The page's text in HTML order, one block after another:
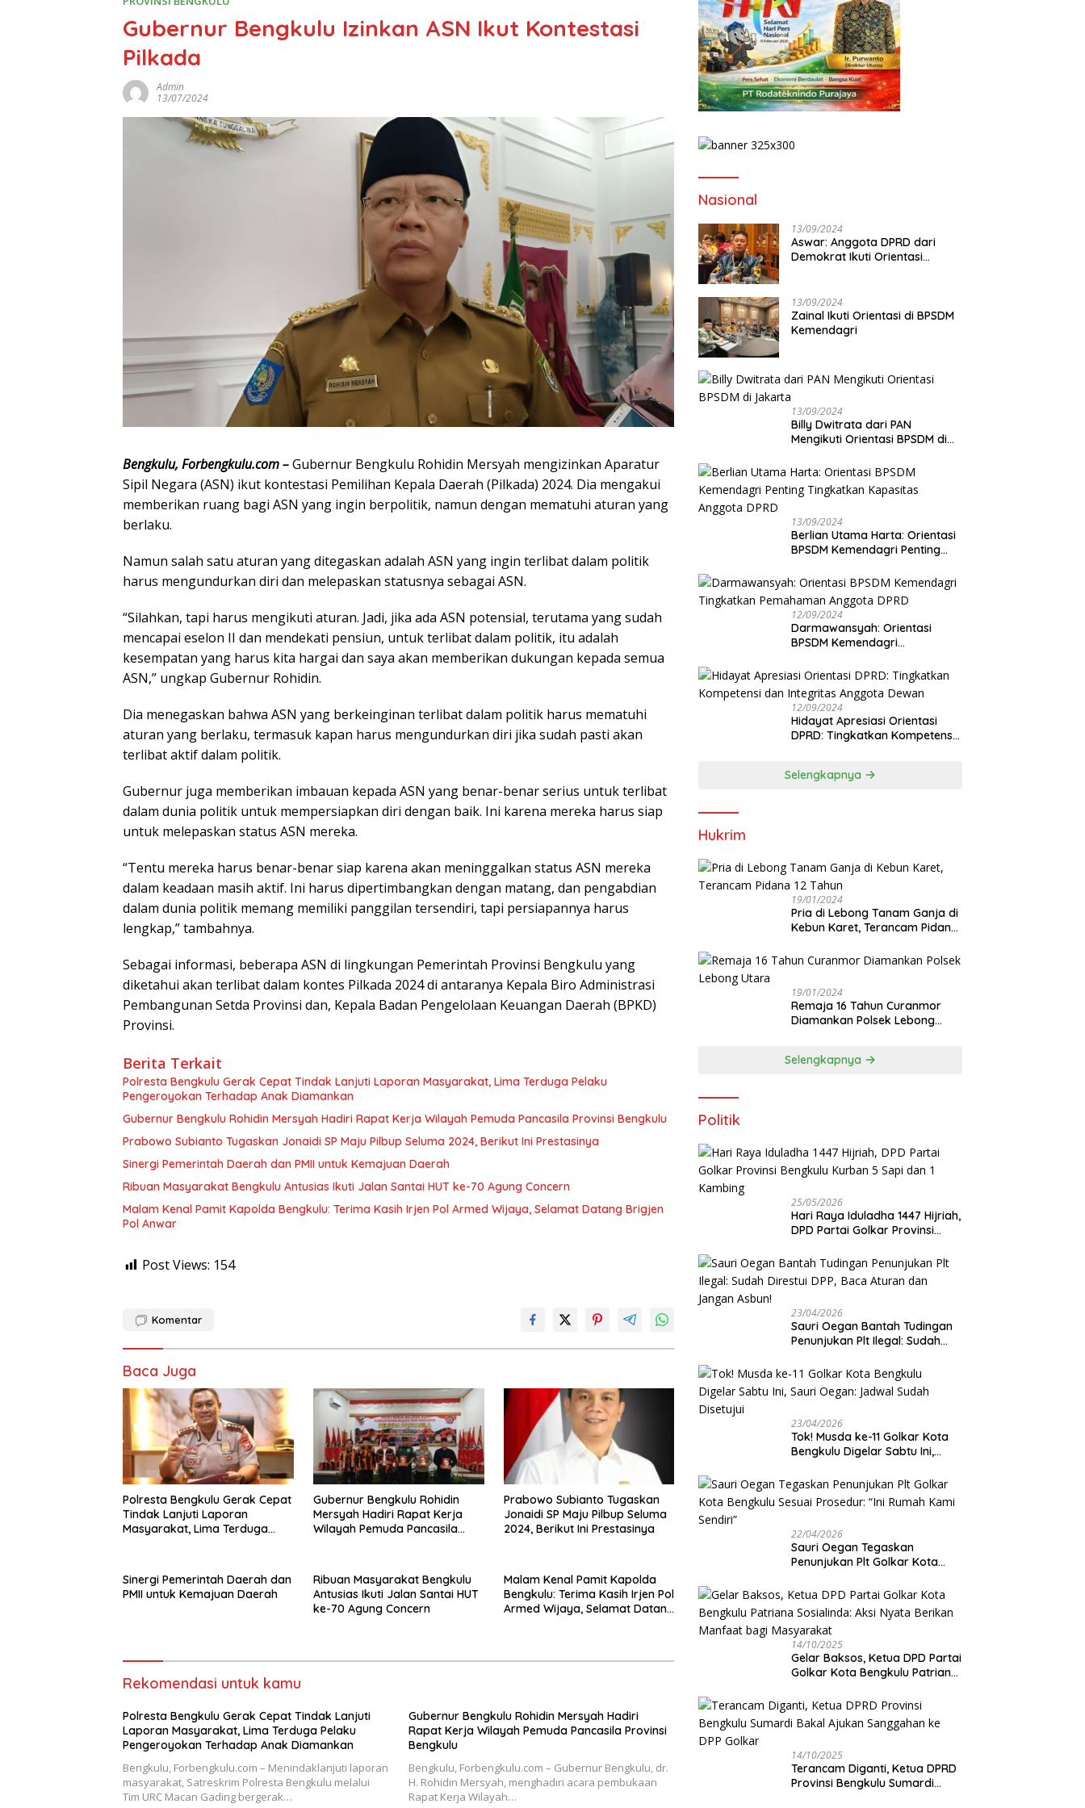
Gubernur Bengkulu Izinkan ASN Ikut Kontestasi
Pilkada
Admin
13/07/2024
Bengkulu, Forbengkulu.com –Gubernur Bengkulu Rohidin Mersyah mengizinkan Aparatur
Sipil Negara (ASN) ikut kontestasi Pemilihan Kepala Daerah (Pilkada) 2024. Dia mengakui
memberikan ruang bagi ASN yang ingin berpolitik, namun dengan mematuhi aturan yang
berlaku.
Namun salah satu aturan yang ditegaskan adalah ASN yang ingin terlibat dalam politik
harus mengundurkan diri dan melepaskan statusnya sebagai ASN.
“Silahkan, tapi harus mengikuti aturan. Jadi, jika ada ASN potensial, terutama yang sudah
mencapai eselon II dan mendekati pensiun, untuk terlibat dalam politik, itu adalah
kesempatan yang harus kita hargai dan saya akan memberikan dukungan kepada semua
ASN,” ungkap Gubernur Rohidin.
Dia menegaskan bahwa ASN yang berkeinginan terlibat dalam politik harus mematuhi
aturan yang berlaku, termasuk kapan harus mengundurkan diri jika sudah pasti akan
terlibat aktif dalam politik.
Gubernur juga memberikan imbauan kepada ASN yang benar-benar serius untuk terlibat
dalam dunia politik untuk mempersiapkan diri dengan baik. Ini karena mereka harus siap
untuk melepaskan status ASN mereka.
“Tentu mereka harus benar-benar siap karena akan meninggalkan status ASN mereka
dalam keadaan masih aktif. Ini harus dipertimbangkan dengan matang, dan pengabdian
dalam dunia politik memang memiliki panggilan tersendiri, tapi persiapannya harus
lengkap,” tambahnya.
Sebagai informasi, beberapa ASN di lingkungan Pemerintah Provinsi Bengkulu yang
diketahui akan terlibat dalam kontes Pilkada 2024 di antaranya Kepala Biro Administrasi
Pembangunan Setda Provinsi dan, Kepala Badan Pengelolaan Keuangan Daerah (BPKD)
Provinsi.
Berita Terkait
‎Polresta Bengkulu Gerak Cepat Tindak Lanjuti Laporan Masyarakat, Lima Terduga Pelaku
Pengeroyokan Terhadap Anak Diamankan
Gubernur Bengkulu Rohidin Mersyah Hadiri Rapat Kerja Wilayah Pemuda Pancasila Provinsi Bengkulu
Prabowo Subianto Tugaskan Jonaidi SP Maju Pilbup Seluma 2024, Berikut Ini Prestasinya
Sinergi Pemerintah Daerah dan PMII untuk Kemajuan Daerah
Ribuan Masyarakat Bengkulu Antusias Ikuti Jalan Santai HUT ke-70 Agung Concern
Malam Kenal Pamit Kapolda Bengkulu: Terima Kasih Irjen Pol Armed Wijaya, Selamat Datang Brigjen
Pol Anwar
Post Views: 154
Komentar
Baca Juga
‎Polresta Bengkulu Gerak Cepat
Tindak Lanjuti Laporan
Masyarakat, Lima Terduga
Gubernur Bengkulu Rohidin
Mersyah Hadiri Rapat Kerja
Wilayah Pemuda Pancasila
Prabowo Subianto Tugaskan
Jonaidi SP Maju Pilbup Seluma
2024, Berikut Ini Prestasinya
Sinergi Pemerintah Daerah dan
PMII untuk Kemajuan Daerah
Ribuan Masyarakat Bengkulu
Antusias Ikuti Jalan Santai HUT
ke-70 Agung Concern
Malam Kenal Pamit Kapolda
Bengkulu: Terima Kasih Irjen Pol
Armed Wijaya, Selamat Datang
Rekomendasi untuk kamu
‎Polresta Bengkulu Gerak Cepat Tindak Lanjuti
Laporan Masyarakat, Lima Terduga Pelaku
Pengeroyokan Terhadap Anak Diamankan
‎Bengkulu, Forbengkulu.com – Menindaklanjuti laporan
masyarakat, Satreskrim Polresta Bengkulu melalui
Tim URC Macan Gading bergerak…
Gubernur Bengkulu Rohidin Mersyah Hadiri
Rapat Kerja Wilayah Pemuda Pancasila Provinsi
Bengkulu
Bengkulu, Forbengkulu.com – Gubernur Bengkulu, dr.
H. Rohidin Mersyah, menghadiri acara pembukaan
Rapat Kerja Wilayah…
Nasional
13/09/2024
Aswar: Anggota DPRD dari
Demokrat Ikuti Orientasi
13/09/2024
Zainal Ikuti Orientasi di BPSDM
Kemendagri
13/09/2024
Billy Dwitrata dari PAN
Mengikuti Orientasi BPSDM di
13/09/2024
Berlian Utama Harta: Orientasi
BPSDM Kemendagri Penting
DPRD
12/09/2024
Darmawansyah: Orientasi
BPSDM Kemendagri
Anggota DPRD
12/09/2024
Hidayat Apresiasi Orientasi
DPRD: Tingkatkan Kompetensi
Selengkapnya
Hukrim
19/01/2024
Pria di Lebong Tanam Ganja di
Kebun Karet, Terancam Pidana
19/01/2024
Remaja 16 Tahun Curanmor
Diamankan Polsek Lebong
Selengkapnya
Politik
25/05/2026
Hari Raya Iduladha 1447 Hijriah,
DPD Partai Golkar Provinsi
Kambing
23/04/2026
Sauri Oegan Bantah Tudingan
Penunjukan Plt Ilegal: Sudah
Jangan Asbun!
23/04/2026
‎Tok! Musda ke-11 Golkar Kota
Bengkulu Digelar Sabtu Ini,
Disetujui
22/04/2026
Sauri Oegan Tegaskan
Penunjukan Plt Golkar Kota
Rumah Kami Sendiri”
14/10/2025
‎Gelar Baksos, Ketua DPD Partai
Golkar Kota Bengkulu Patriana
Manfaat bagi Masyarakat
14/10/2025
Terancam Diganti, Ketua DPRD
Provinsi Bengkulu Sumardi